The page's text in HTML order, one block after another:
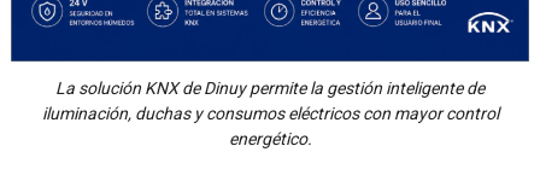
La solución KNX de Dinuy permite la gestión inteligente de
iluminación, duchas y consumos eléctricos con mayor control
energético.